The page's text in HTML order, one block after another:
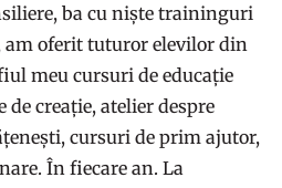
ba cu niște traininguri
am oferit tuturor elevilor din
meu cursuri de educație
de creație, atelier despre
cursuri de prim ajutor,
În fiecare an. La